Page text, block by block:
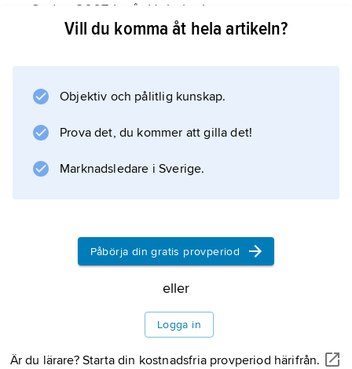
Sedan 2007 ingår Højreby i
Lollands
Information om artikeln
Vill du komma åt hela artikeln?
Objektiv och pålitlig kunskap.
Prova det, du kommer att gilla det!
Marknadsledare i Sverige.
Påbörja din gratis provperiod
eller
Logga in
Är du lärare? Starta din kostnadsfria provperiod härifrån.